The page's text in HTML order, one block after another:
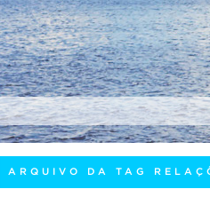
ARQUIVO DA TAG